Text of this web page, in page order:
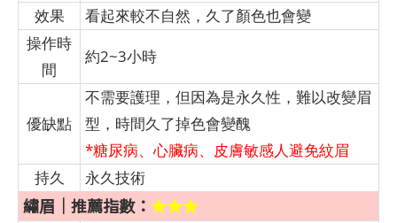
效果
看起來較不自然，久了顏色也會變
操作時
間
約2~3小時
優缺點
不需要護理，但因為是永久性，難以改變眉
型，時間久了掉色會變醜
*糖尿病、心臟病、皮膚敏感人避免紋眉
持久
永久技術
繡眉｜推薦指數： ★★★